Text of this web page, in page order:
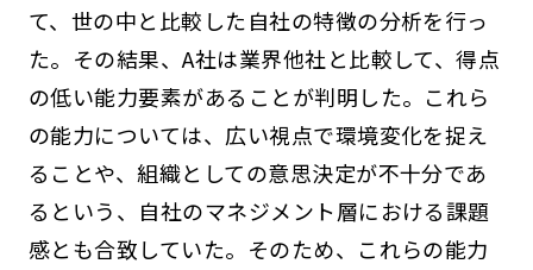
て、世の中と比較した自社の特徴の分析を行っ
た。その結果、A社は業界他社と比較して、得点
の低い能力要素があることが判明した。これら
の能力については、広い視点で環境変化を捉え
ることや、組織としての意思決定が不十分であ
るという、自社のマネジメント層における課題
感とも合致していた。そのため、これらの能力